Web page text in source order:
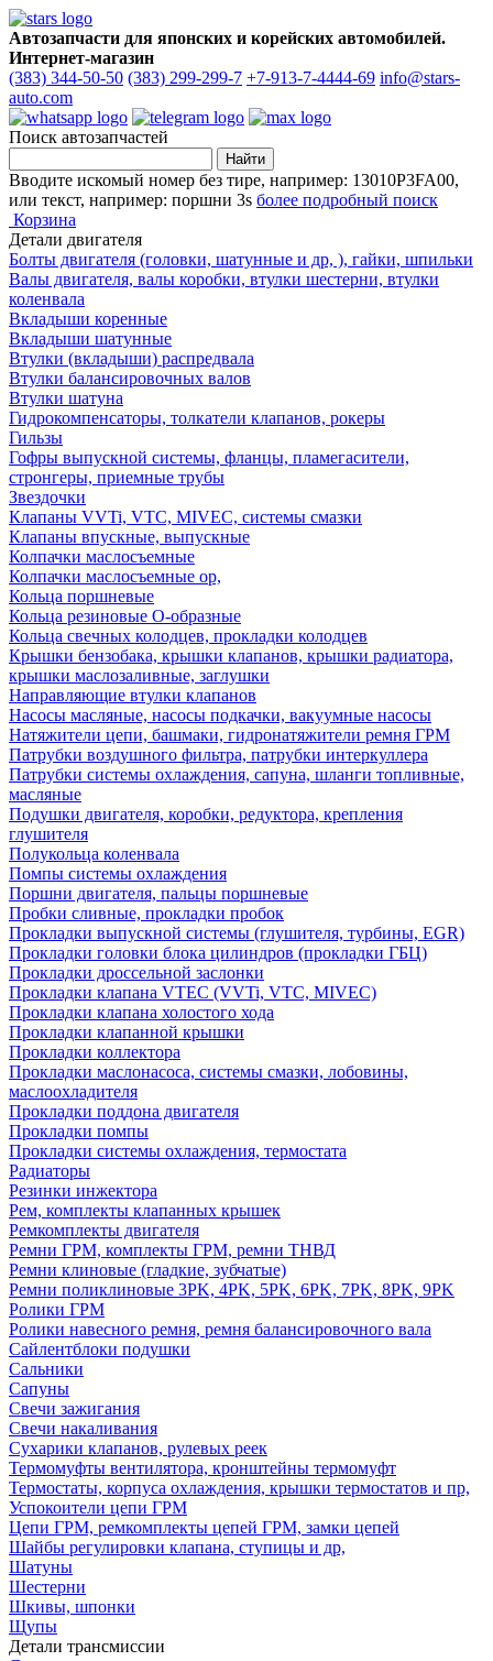
Автозапчасти для японских и корейских автомобилей.
Интернет-магазин
(383) 344-50-50 (383) 299-299-7 +7-913-7-4444-69 info@stars-
auto.com
Поиск автозапчастей
Вводите искомый номер без тире, например: 13010P3FA00,
или текст, например: поршни 3s более подробный поиск
Корзина
Детали двигателя
Болты двигателя (головки, шатунные и др, ), гайки, шпильки
Валы двигателя, валы коробки, втулки шестерни, втулки
коленвала
Вкладыши коренные
Вкладыши шатунные
Втулки (вкладыши) распредвала
Втулки балансировочных валов
Втулки шатуна
Гидрокомпенсаторы, толкатели клапанов, рокеры
Гильзы
Гофры выпускной системы, фланцы, пламегасители,
стронгеры, приемные трубы
Звездочки
Клапаны VVTi, VTC, MIVEC, системы смазки
Клапаны впускные, выпускные
Колпачки маслосъемные
Колпачки маслосъемные ор,
Кольца поршневые
Кольца резиновые О-образные
Кольца свечных колодцев, прокладки колодцев
Крышки бензобака, крышки клапанов, крышки радиатора,
крышки маслозаливные, заглушки
Направляющие втулки клапанов
Насосы масляные, насосы подкачки, вакуумные насосы
Натяжители цепи, башмаки, гидронатяжители ремня ГРМ
Патрубки воздушного фильтра, патрубки интеркуллера
Патрубки системы охлаждения, сапуна, шланги топливные,
масляные
Подушки двигателя, коробки, редуктора, крепления
глушителя
Полукольца коленвала
Помпы системы охлаждения
Поршни двигателя, пальцы поршневые
Пробки сливные, прокладки пробок
Прокладки выпускной системы (глушителя, турбины, EGR)
Прокладки головки блока цилиндров (прокладки ГБЦ)
Прокладки дроссельной заслонки
Прокладки клапана VTEC (VVTi, VTC, MIVEC)
Прокладки клапана холостого хода
Прокладки клапанной крышки
Прокладки коллектора
Прокладки маслонасоса, системы смазки, лобовины,
маслоохладителя
Прокладки поддона двигателя
Прокладки помпы
Прокладки системы охлаждения, термостата
Радиаторы
Резинки инжектора
Рем, комплекты клапанных крышек
Ремкомплекты двигателя
Ремни ГРМ, комплекты ГРМ, ремни ТНВД
Ремни клиновые (гладкие, зубчатые)
Ремни поликлиновые 3PK, 4PK, 5PK, 6PK, 7PK, 8PK, 9PK
Ролики ГРМ
Ролики навесного ремня, ремня балансировочного вала
Сайлентблоки подушки
Сальники
Сапуны
Свечи зажигания
Свечи накаливания
Сухарики клапанов, рулевых реек
Термомуфты вентилятора, кронштейны термомуфт
Термостаты, корпуса охлаждения, крышки термостатов и пр,
Успокоители цепи ГРМ
Цепи ГРМ, ремкомплекты цепей ГРМ, замки цепей
Шайбы регулировки клапана, ступицы и др,
Шатуны
Шестерни
Шкивы, шпонки
Щупы
Детали трансмиссии